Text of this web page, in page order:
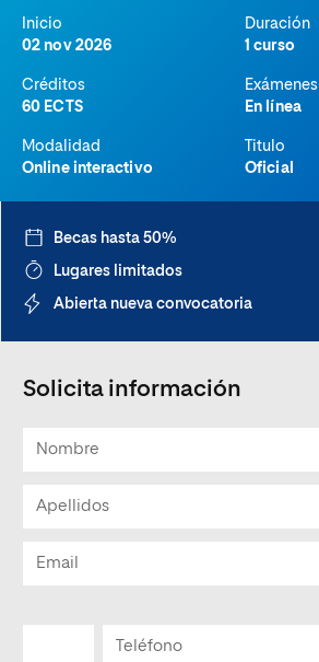
Inicio
02 nov 2026
Duración
1 curso
Créditos
60 ECTS
Exámenes
En línea
Modalidad
Online interactivo
Titulo
Oficial
Becas hasta 50%
Lugares limitados
Abierta nueva convocatoria
Solicita información